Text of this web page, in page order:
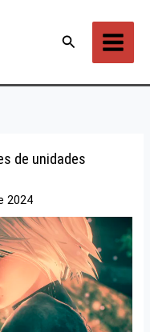
Pesquisar
de unidades
2024